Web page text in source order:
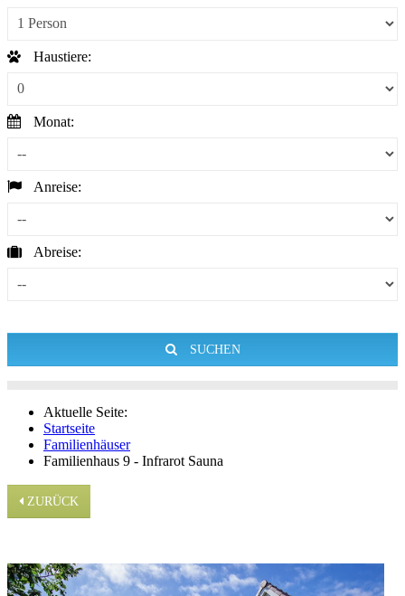
Haustiere:
Monat:
Anreise:
Abreise:
SUCHEN
Aktuelle Seite:
Startseite
Familienhäuser
Familienhaus 9 - Infrarot Sauna
ZURÜCK